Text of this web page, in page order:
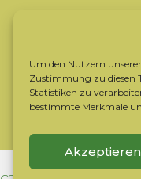
Um den Nutzern
Zustimmung zu diesen
Statistiken zu
bestimmte Merkmale
Akzeptieren